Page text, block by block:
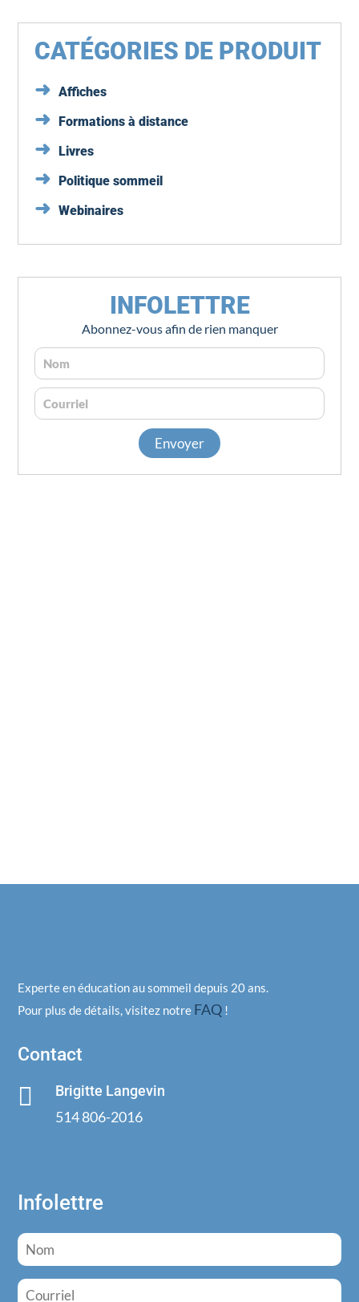
CATÉGORIES DE PRODUIT
Affiches
Formations à distance
Livres
Politique sommeil
Webinaires
INFOLETTRE
Abonnez-vous afin de rien manquer
Experte en éducation au sommeil depuis 20 ans.
Pour plus de détails, visitez notre FAQ !
Contact
 Brigitte Langevin
514 806-2016
Infolettre